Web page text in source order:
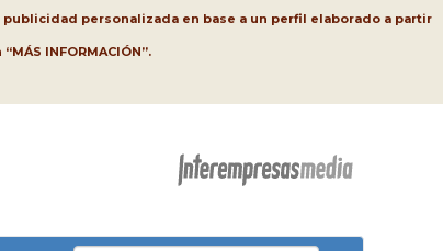
personalizada en base a un perfil elaborado a partir
INFORMACIÓN”.